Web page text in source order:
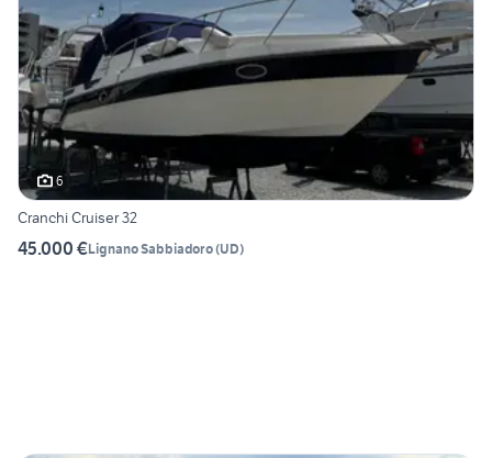
6
Cranchi Cruiser 32
45.000 €Lignano Sabbiadoro(UD)